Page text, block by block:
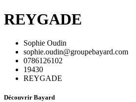
REYGADE
Sophie Oudin
sophie.oudin@groupebayard.com
0786126102
19430
REYGADE
Découvrir Bayard